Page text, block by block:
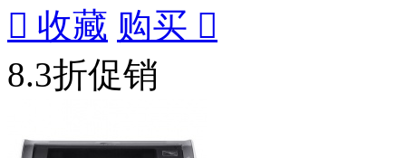
 收藏 购买 
8.3折促销